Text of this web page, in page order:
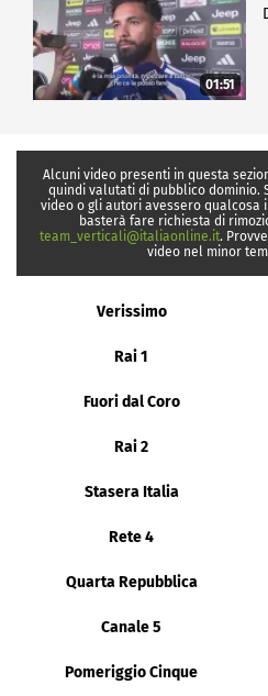
01:51
Alcuni video presenti in questa
quindi valutati di pubblico dominio.
video o gli autori avessero
basterà fare richiesta di
team_verticali@italiaonline.it.
video nel minor
Verissimo
Rai 1
Fuori dal Coro
Rai 2
Stasera Italia
Rete 4
Quarta Repubblica
Canale 5
Pomeriggio Cinque